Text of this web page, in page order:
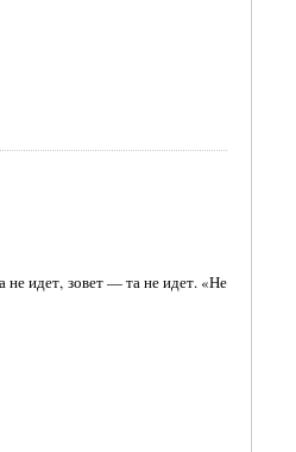
идет, зовет — та не идет. «Не